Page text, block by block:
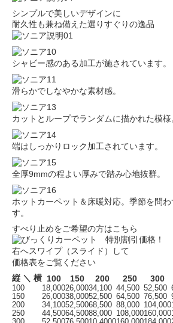
シンプルで美しいデザインに
耐久性も兼ね備えた選りすぐりの逸品
シャビー感のある加工が施されています。
滑らかでしなやかな素材感。
カットとループでランダムに描かれた模様
端はしっかりロック加工されています。
全厚9mmの程よい厚みで踏み心地抜群。
ホットカーペット＆床暖対応。季節を問
す。
すべり止めをご希望の方はこちら
右へスワイプ（スライド）して
価格表をご覧ください
縦 ＼ 横 100 150 200 250 300
100 18,00026,00034,100 44,500 52,500
150
26,00038,00052,500 64,500 76,500
200
34,10052,50068,500 88,000 104,000
250
44,50064,50088,000 108,000160,000